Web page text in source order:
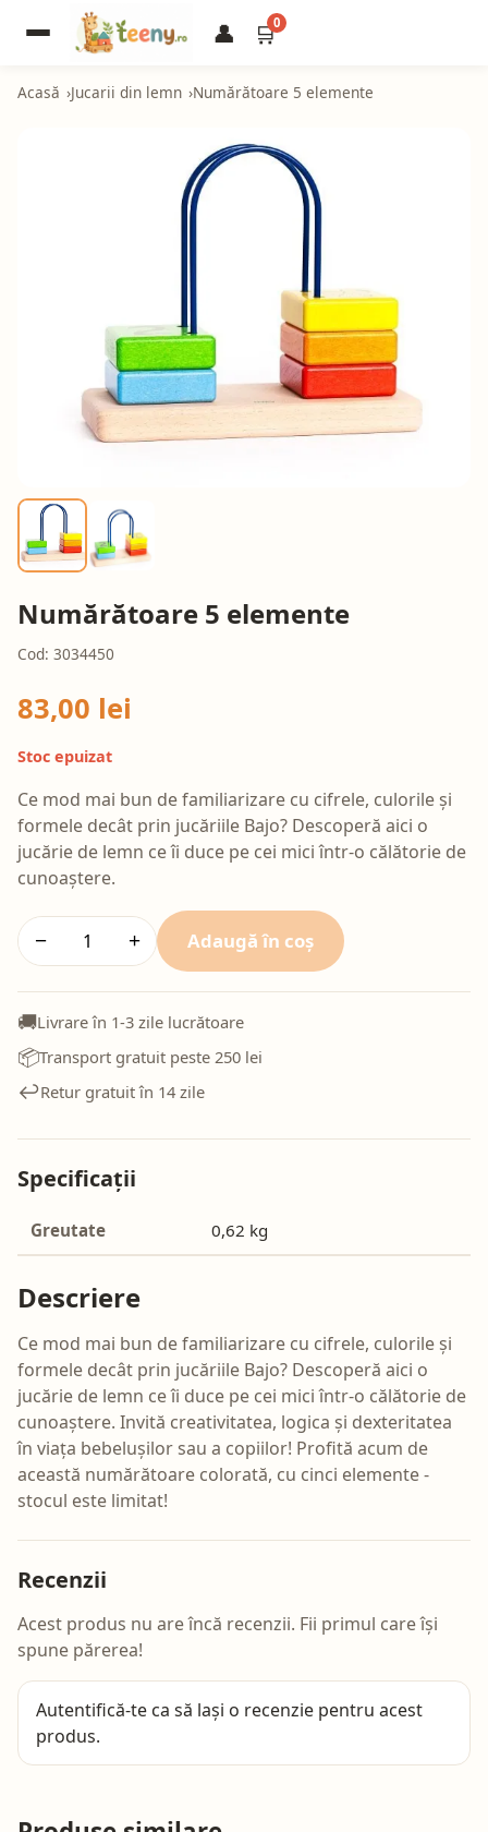
👤 🛒0
Acasă Jucarii din lemn Numărătoare 5 elemente
Numărătoare 5 elemente
Cod: 3034450
83,00 lei
Stoc epuizat
Ce mod mai bun de familiarizare cu cifrele, culorile și
formele decât prin jucăriile Bajo? Descoperă aici o
jucărie de lemn ce îi duce pe cei mici într-o călătorie de
cunoaștere.
− + Adaugă în coș
🚚Livrare în 1-3 zile lucrătoare
📦Transport gratuit peste 250 lei
↩️Retur gratuit în 14 zile
Specificații
Greutate 0,62 kg
Descriere
Ce mod mai bun de familiarizare cu cifrele, culorile și
formele decât prin jucăriile Bajo? Descoperă aici o
jucărie de lemn ce îi duce pe cei mici într-o călătorie de
cunoaștere. Invită creativitatea, logica și dexteritatea
în viața bebelușilor sau a copiilor! Profită acum de
această numărătoare colorată, cu cinci elemente -
stocul este limitat!
Recenzii
Acest produs nu are încă recenzii. Fii primul care își
spune părerea!
Autentifică-te ca să lași o recenzie pentru acest
produs.